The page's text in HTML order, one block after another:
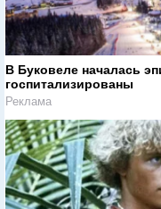
В Буковеле началась
госпитализированы
Реклама